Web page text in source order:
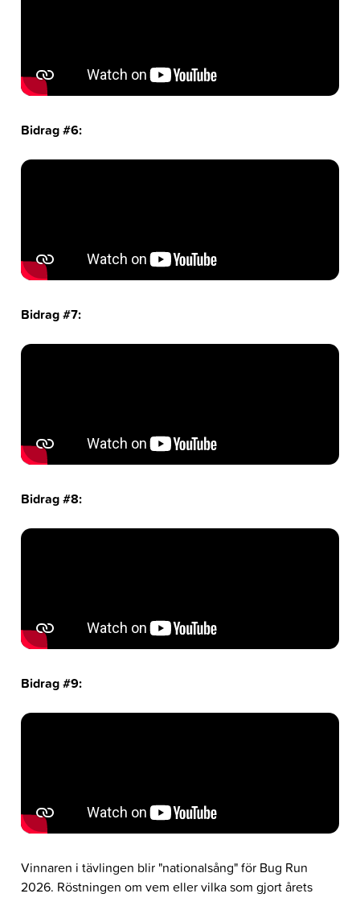
Bidrag #6:
Bidrag #7:
Bidrag #8:
Bidrag #9:
Vinnaren i tävlingen blir "nationalsång" för Bug Run
2026. Röstningen om vem eller vilka som gjort årets